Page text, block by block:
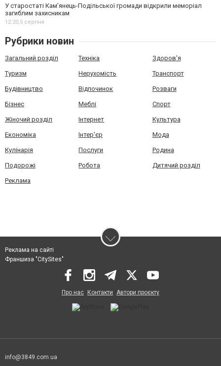
У старостаті Кам’янець-Подільської громади відкрили меморіал
загиблим захисникам
12:20,5 серпня
Рубрики новин
Загальний розділ Техніка Здоров'я
Туризм Нерухомість Транспорт
Будівництво Відпочинок Розваги
Бізнес Меблі Спорт
Жіночий розділ Інтернет Культура
Економіка Інтер'єр Мода
Кулінарія Послуги Родина
Подорожі Робота Дитячий розділ
Реклама
Реклама на сайті
Франшиза "CitySites"
Про нас Контакти Автори проєкту
info@3849.com.ua